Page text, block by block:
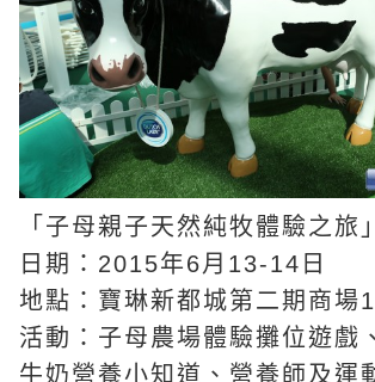
「子母親子天然純牧體驗之旅」
日期：2015年6月13-14日
地點：寶琳新都城第二期商場
活動：子母農場體驗攤位遊戲
牛奶營養小知道、營養師及運